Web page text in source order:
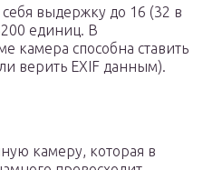
выдержку до 16 (32 в
единиц. В
камера способна ставить
верить EXIF данным).
камеру, которая в